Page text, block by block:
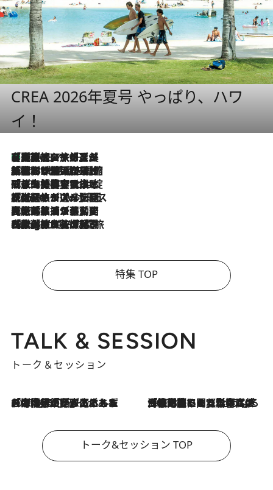
CREA 2026年夏号 やっぱり、ハワ
イ！
2026.8.7
【厳選旅コスメ】「多機能アイテムがメイン！」旅好き美容エディターが選んだ夏旅ベストコスメを発表【Mサイズジップ】
2026.8.6
「荷物が増えるほど旅ストレスは増す」美容ジャーナリストがたどり着いた最終結論。“化粧品を劇的に減らす”感動の凝縮美容とは
2026.8.6
「旅先には金髪ウィッグを持参」日本と同じメイクでは損してる!? 美容ジャーナリストが提案する“掟破りの旅美容”とは
2026.8.6
【厳選旅コスメ】「身軽さ＆UV対策重視！」ヘアアーティストshucoが選んだ夏旅ベストコスメを発表【Mサイズジップ】
2026.8.5
【厳選旅コスメ】国内をあちこち移動する河井菜摘が選んだ夏旅ベストコスメ発表！「リラックスアイテムはマスト」【Mサイズジップ】
2026.8.4
【厳選旅コスメ】「紫外線＆乾燥対策しながらメイク感も！」ヘア＆メイクGeorgeが選んだ夏旅ベストコスメを発表！【Mサイズジップ】
特集 TOP
TALK & SESSION
トーク＆セッション
2026.8.3
「今後値上げがあるとすれば…」「リスクがあるのは今年の冬」エネルギー専門家が語る、ホルムズ海峡封鎖が家庭にもたらす“ある心配” 2026.8.3
「住宅建てられない…」「サーチャージ料の高値が続いている」ホルムズ海峡封鎖による影響はいつまで続く？《エネルギー専門家に聞く“どうなる日本の暮らし”》
トーク&セッション TOP